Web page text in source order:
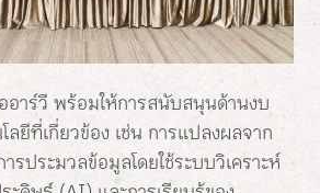
อาร์วี พร้อมให้การสนับสนุนด้านงบ
ลยีที่เกี่ยวข้อง เช่น การแปลงผลจาก
รประมวลข้อมูลโดยใช้ระบบวิเคราะห์